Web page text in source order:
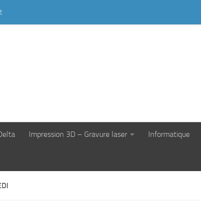
Impression 3D – Gravure laser Informatique